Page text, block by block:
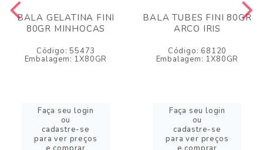
BALA GELATINA FINI
80GR MINHOCAS
Código: 55473
Embalagem: 1X80GR
Faça seu login
ou
cadastre-se
para ver preços
BALA TUBES FINI 80GR
ARCO IRIS
Código: 68120
Embalagem: 1X80GR
Faça seu login
ou
cadastre-se
para ver preços